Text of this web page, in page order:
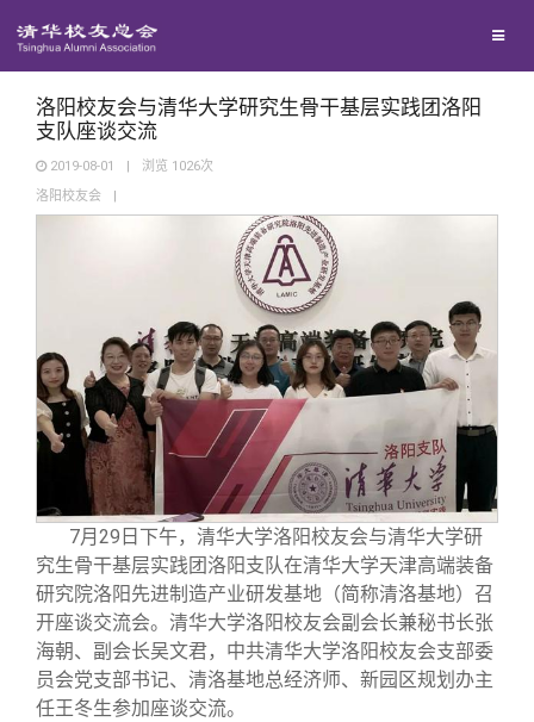
地区联络
年级联络
院系校友工作
专业委员会
兴趣群体
西南联大校友会
回馈母校
捐赠项目
捐赠新闻
捐赠纪事
捐赠方法
义工计划
媒体平台
《清华校友通讯》
《水木清华》
我要订阅
新媒体平台
清华人物
清华故事
青春风采
校友文苑
校友讲坛
校友视界
校友服务
终身学习
信息化服务
三创大赛
实用信息
校友总会
总会简介
会长致辞
总会章程
理事会名单
关闭
洛阳校友会与清华大学研究生骨干基层实践团洛阳
支队座谈交流
2019-08-01 | 浏览 1026次
洛阳校友会
|
7月29日下午，清华大学洛阳校友会与清华大学研
究生骨干基层实践团洛阳支队在清华大学天津高端装备
研究院洛阳先进制造产业研发基地（简称清洛基地）召
开座谈交流会。清华大学洛阳校友会副会长兼秘书长张
海朝、副会长吴文君，中共清华大学洛阳校友会支部委
员会党支部书记、清洛基地总经济师、新园区规划办主
任王冬生参加座谈交流。